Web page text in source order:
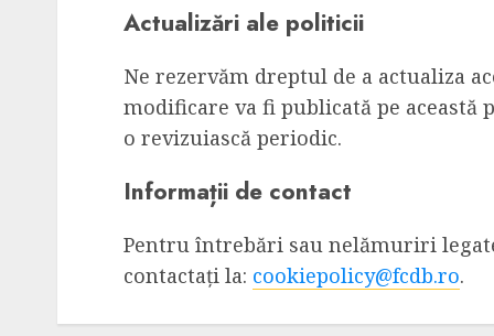
Actualizări ale politicii
Ne rezervăm dreptul de a actualiza
modificare va fi publicată pe
o revizuiască periodic.
Informații de contact
Pentru întrebări sau nelămuriri
contactați la: cookiepolicy@fcdb.ro.